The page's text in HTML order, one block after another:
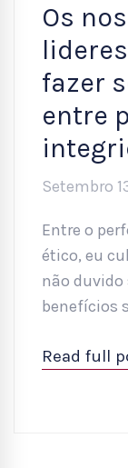
Os
fazer
entre
Setembro
Entre o
ético, eu
não
benefícios
Read full